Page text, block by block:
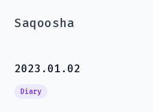
Saqoosha
2023.01.02
Diary